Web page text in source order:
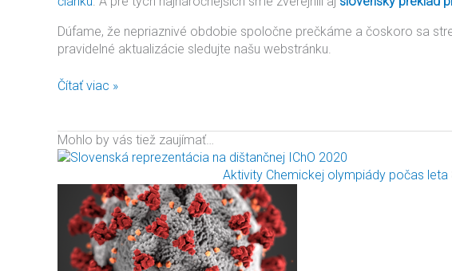
Dúfame, že nepriaznivé obdobie spoločne prečkáme a čoskoro sa
pravidelné aktualizácie sledujte našu webstránku.
Čítať viac »
Mohlo by vás tiež zaujímať…
Aktivity Chemickej olympiády počas leta